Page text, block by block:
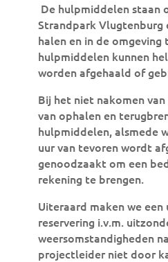
De hulpmiddelen staan
Strandpark Vlugtenburg
halen en in de omgeving
hulpmiddelen kunnen
worden afgehaald of
Bij het niet nakomen
van ophalen en
hulpmiddelen, alsmede
uur van tevoren wordt
genoodzaakt om een
rekening te brengen.
Uiteraard maken we
reservering i.v.m.
weersomstandigheden
projectleider niet door